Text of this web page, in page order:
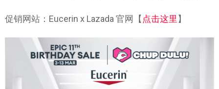
促销网站：Eucerin x Lazada 官网【 点击这里 】